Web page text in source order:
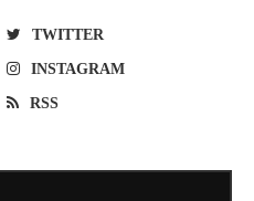
TWITTER
INSTAGRAM
RSS